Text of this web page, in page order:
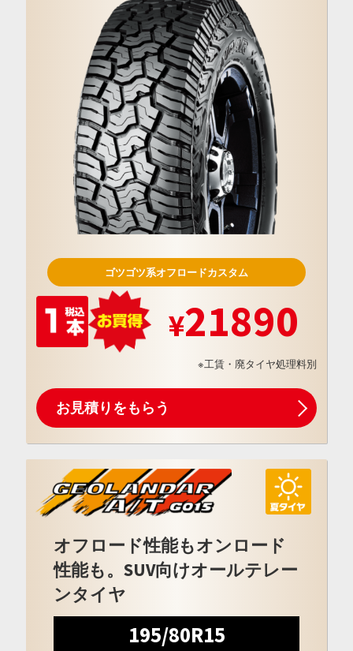
ゴツゴツ系オフロードカスタム
21890
※工賃・廃タイヤ処理料別
お見積りをもらう
オフロード性能もオンロード
性能も。SUV向けオールテレー
ンタイヤ
195/80R15